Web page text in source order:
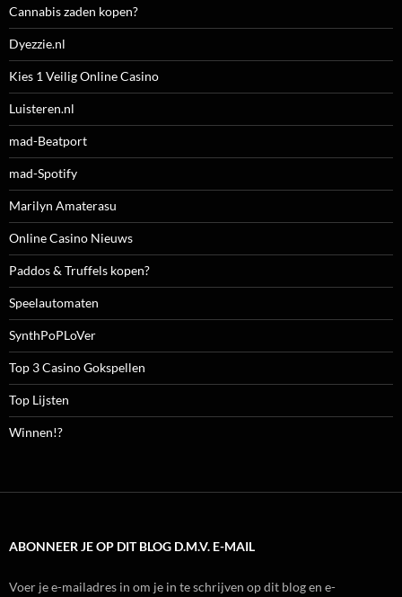
Cannabis zaden kopen?
Dyezzie.nl
Kies 1 Veilig Online Casino
Luisteren.nl
mad-Beatport
mad-Spotify
Marilyn Amaterasu
Online Casino Nieuws
Paddos & Truffels kopen?
Speelautomaten
SynthPoPLoVer
Top 3 Casino Gokspellen
Top Lijsten
Winnen!?
ABONNEER JE OP DIT BLOG D.M.V. E-MAIL
Voer je e-mailadres in om je in te schrijven op dit blog en e-